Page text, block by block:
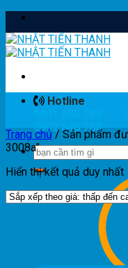
Skip
to
content
Hotline
0902 840 788
Trang chủ / Sản phẩm
3008a”
Hiển thị kết quả duy nhất